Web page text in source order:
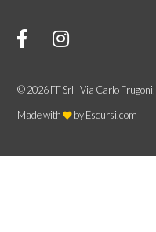
© 2026 FF Srl - Via Carlo
Made with
byEscursi.com